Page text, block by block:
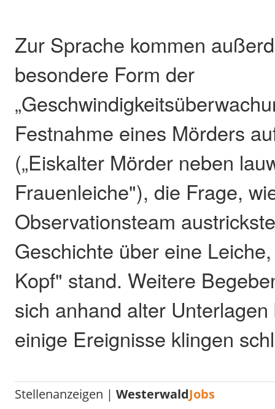
Zur Sprache kommen
besondere Form der
Festnahme eines Mörders
(„Eiskalter Mörder neben
Frauenleiche"), die Frage,
Observationsteam
Geschichte über eine
Kopf" stand. Weitere
sich anhand alter
einige Ereignisse klingen
Stellenanzeigen |WesterwaldJobs